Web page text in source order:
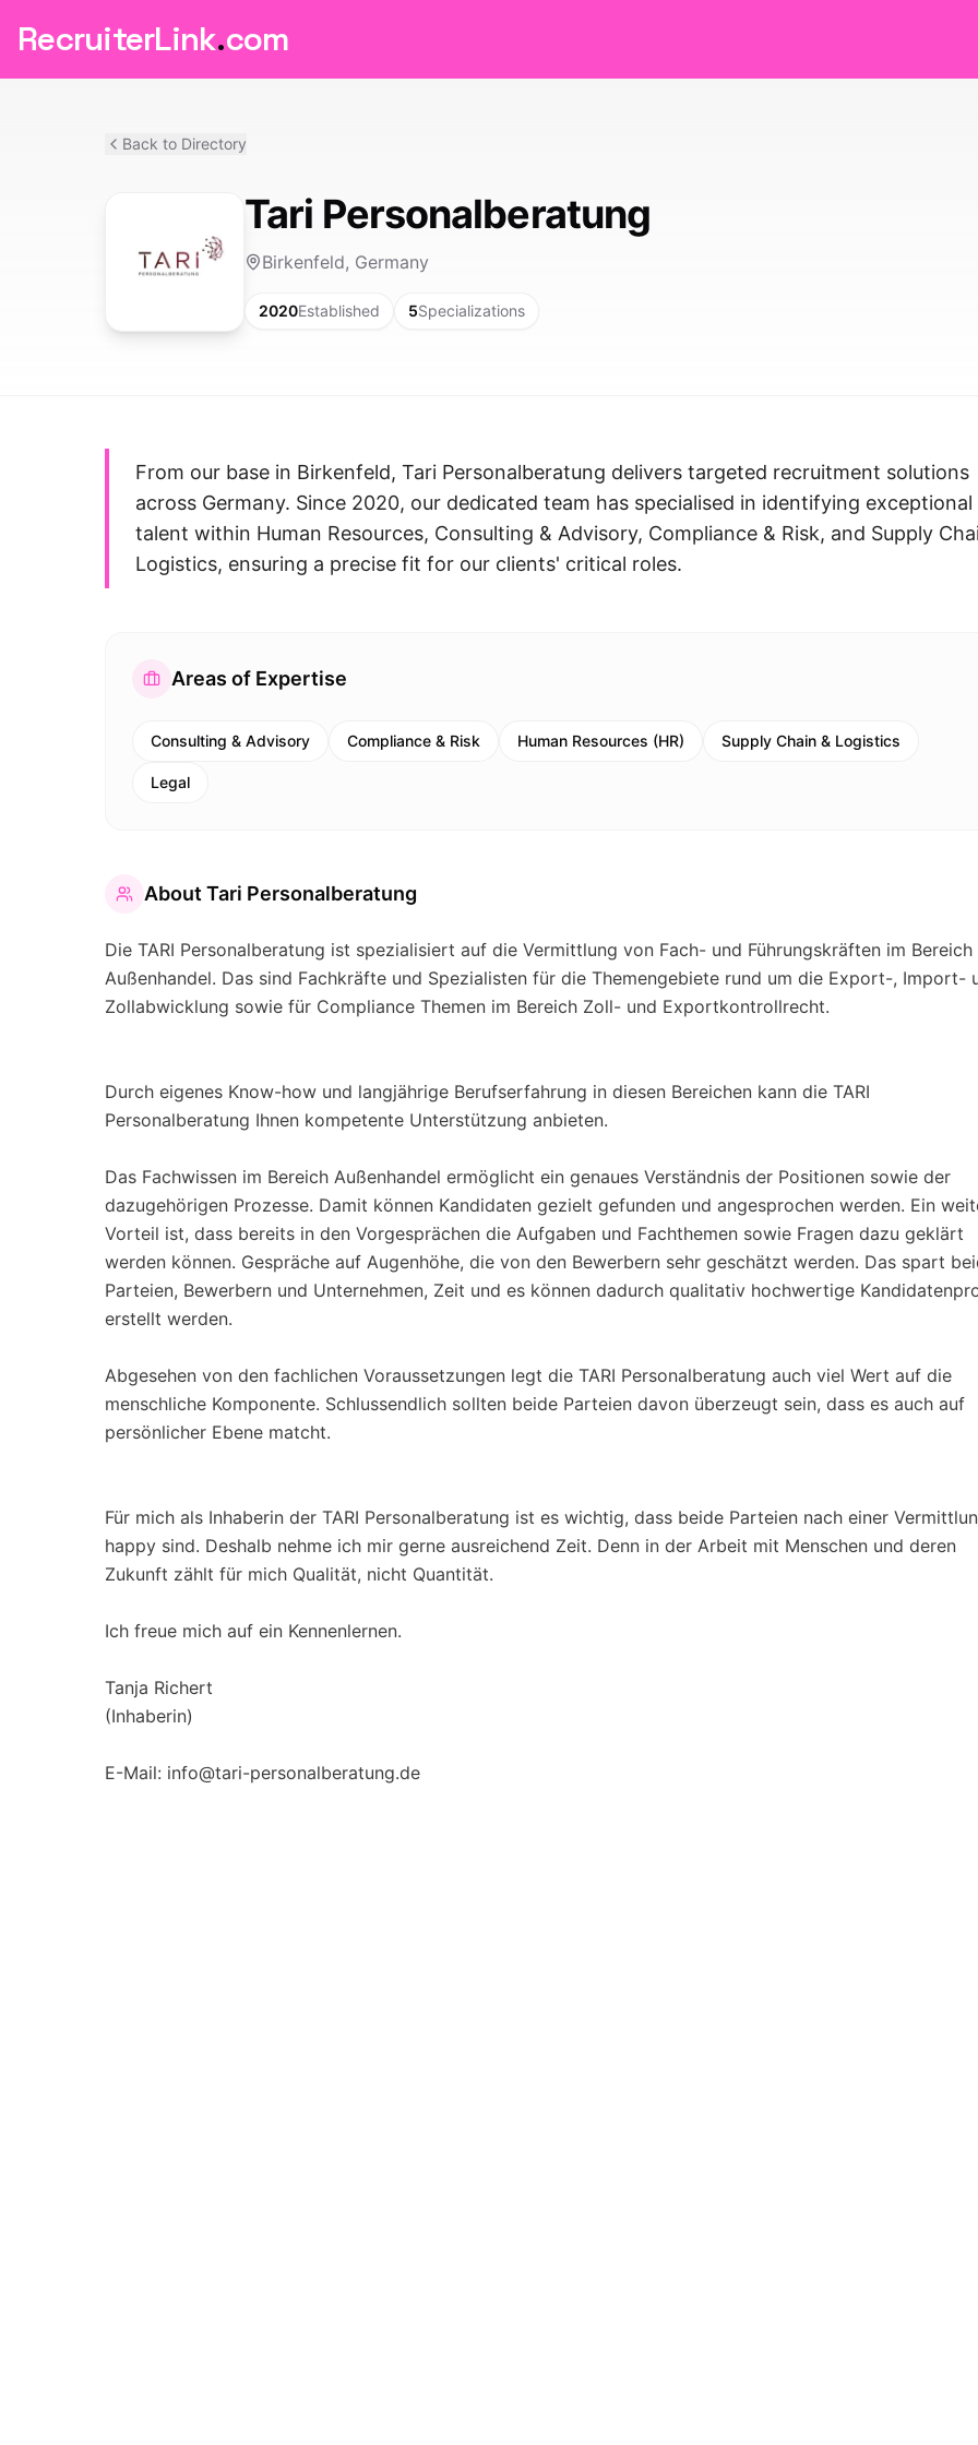
RecruiterLink.com
Back to Directory
Tari Personalberatung
Birkenfeld, Germany
2020Established 5Specializations
From our base in Birkenfeld, Tari Personalberatung delivers targeted recruitment solutions
across Germany. Since 2020, our dedicated team has specialised in identifying exceptional
talent within Human Resources, Consulting & Advisory, Compliance & Risk, and Supply
Logistics, ensuring a precise fit for our clients' critical roles.
Areas of Expertise
Consulting & Advisory Compliance & Risk Human Resources (HR) Supply Chain & Logistics
Legal
About Tari Personalberatung
Die TARI Personalberatung ist spezialisiert auf die Vermittlung von Fach- und Führungskräften im Bereich
Außenhandel. Das sind Fachkräfte und Spezialisten für die Themengebiete rund um die Export-, Import-
Zollabwicklung sowie für Compliance Themen im Bereich Zoll- und Exportkontrollrecht.
Durch eigenes Know-how und langjährige Berufserfahrung in diesen Bereichen kann die TARI
Personalberatung Ihnen kompetente Unterstützung anbieten.
Das Fachwissen im Bereich Außenhandel ermöglicht ein genaues Verständnis der Positionen sowie der
dazugehörigen Prozesse. Damit können Kandidaten gezielt gefunden und angesprochen werden. Ein
Vorteil ist, dass bereits in den Vorgesprächen die Aufgaben und Fachthemen sowie Fragen dazu geklärt
werden können. Gespräche auf Augenhöhe, die von den Bewerbern sehr geschätzt werden. Das spart
Parteien, Bewerbern und Unternehmen, Zeit und es können dadurch qualitativ hochwertige
erstellt werden.
Abgesehen von den fachlichen Voraussetzungen legt die TARI Personalberatung auch viel Wert auf die
menschliche Komponente. Schlussendlich sollten beide Parteien davon überzeugt sein, dass es auch auf
persönlicher Ebene matcht.
Für mich als Inhaberin der TARI Personalberatung ist es wichtig, dass beide Parteien nach einer
happy sind. Deshalb nehme ich mir gerne ausreichend Zeit. Denn in der Arbeit mit Menschen und deren
Zukunft zählt für mich Qualität, nicht Quantität.
Ich freue mich auf ein Kennenlernen.
Tanja Richert
(Inhaberin)
E-Mail: info@tari-personalberatung.de